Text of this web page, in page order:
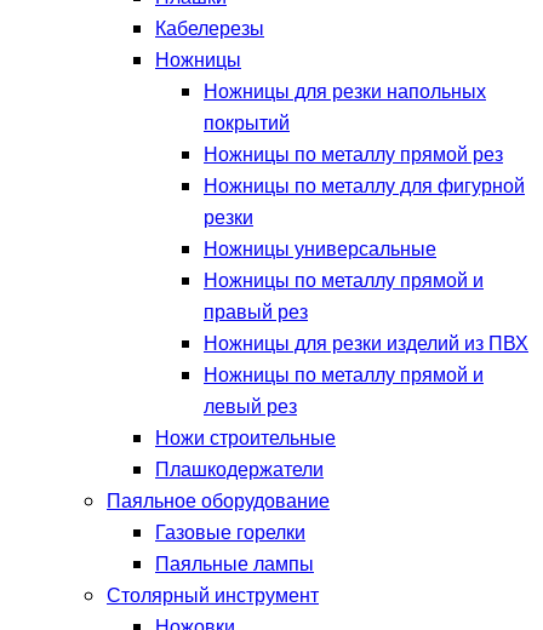
Кабелерезы
Ножницы
Ножницы для резки напольных
покрытий
Ножницы по металлу прямой рез
Ножницы по металлу для фигурной
резки
Ножницы универсальные
Ножницы по металлу прямой и
правый рез
Ножницы для резки изделий из ПВХ
Ножницы по металлу прямой и
левый рез
Ножи строительные
Плашкодержатели
Паяльное оборудование
Газовые горелки
Паяльные лампы
Столярный инструмент